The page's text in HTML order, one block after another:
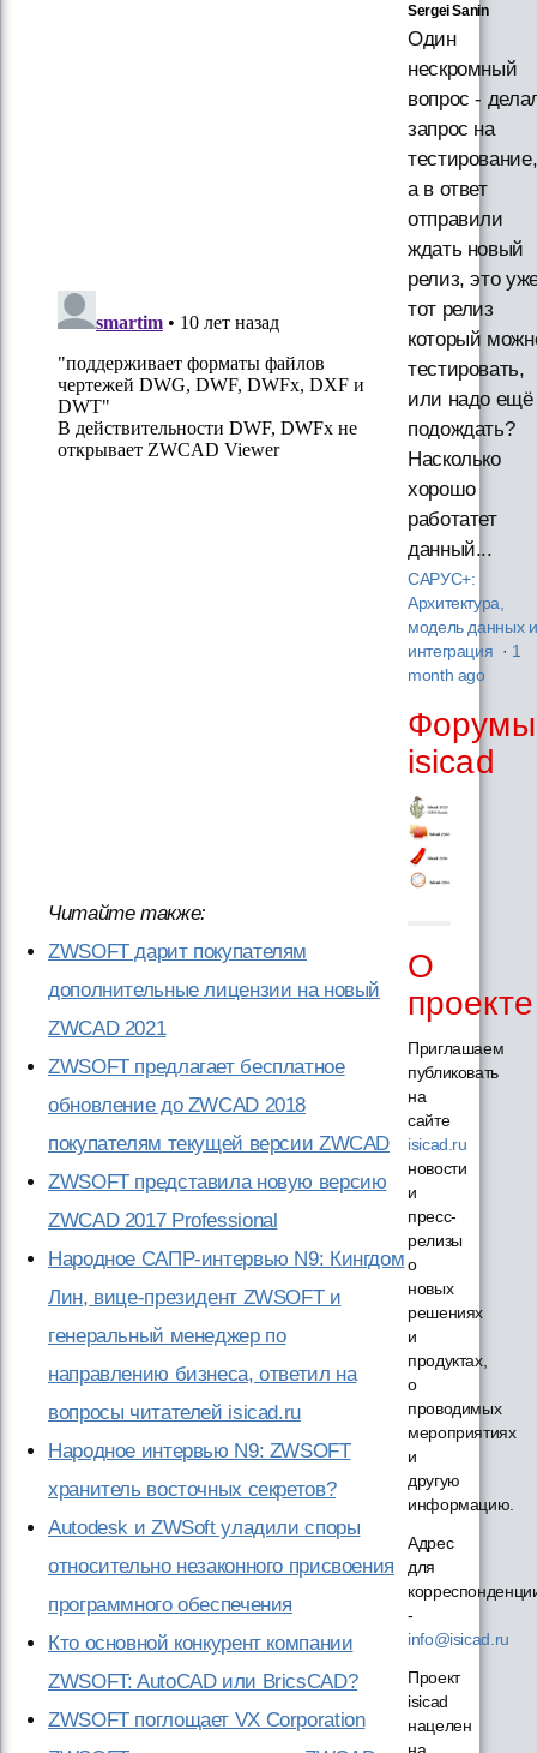
Читайте также:
ZWSOFT дарит покупателям
дополнительные лицензии на новый
ZWCAD 2021
ZWSOFT предлагает бесплатное
обновление до ZWCAD 2018
покупателям текущей версии ZWCAD
ZWSOFT представила новую версию
ZWCAD 2017 Professional
Народное САПР-интервью N9: Кингдом
Лин, вице-президент ZWSOFT и
генеральный менеджер по
направлению бизнеса, ответил на
вопросы читателей isicad.ru
Народное интервью N9: ZWSOFT
хранитель восточных секретов?
Autodesk и ZWSoft уладили споры
относительно незаконного присвоения
программного обеспечения
Кто основной конкурент компании
ZWSOFT: AutoCAD или BricsCAD?
ZWSOFT поглощает VX Corporation
Sergei Sanin
Один
нескромный
вопрос -
запрос на
тестирование,
а в ответ
отправили
ждать новый
релиз, это
тот релиз
который
тестировать,
или надо ещё
подождать?
Насколько
хорошо
работатет
данный...
САРУС+:
Архитектура,
модель данных и
интеграция · 1
month ago
Форумы
isicad
О
проекте
Приглашаем
публиковать
на
сайте
isicad.ru
новости
и
пресс-
релизы
о
новых
решениях
и
продуктах,
о
проводимых
мероприятиях
и
другую
информацию.
Адрес
для
-
info@isicad.ru
Проект
isicad
нацелен